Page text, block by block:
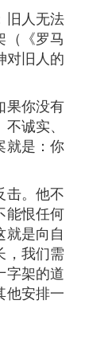
旧人无法
（《罗马
对旧人的
果你没有
诚实、
就是：你
击。他不
能恨任何
就是向自
，我们需
字架的道
他安排一